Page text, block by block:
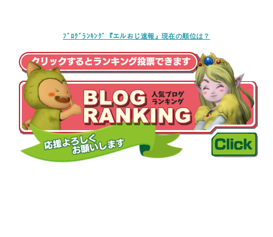
ﾌﾞﾛｸﾞﾗﾝｷﾝｸﾞ『エルおじ速報』現在の順位は？